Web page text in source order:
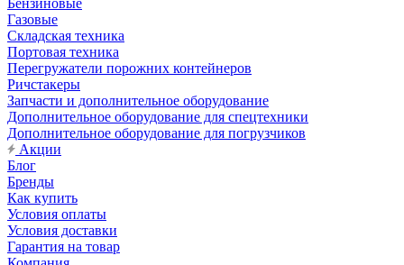
Бензиновые
Газовые
Складская техника
Портовая техника
Перегружатели порожних контейнеров
Ричстакеры
Запчасти и дополнительное оборудование
Дополнительное оборудование для спецтехники
Дополнительное оборудование для погрузчиков
Акции
Блог
Бренды
Как купить
Условия оплаты
Условия доставки
Гарантия на товар